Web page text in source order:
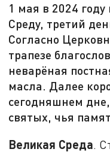
1 мая в 2024
Среду, третий
Согласно
трапезе
неварёная
масла. Далее
сегодняшнем
святых, чья
Великая Среда.